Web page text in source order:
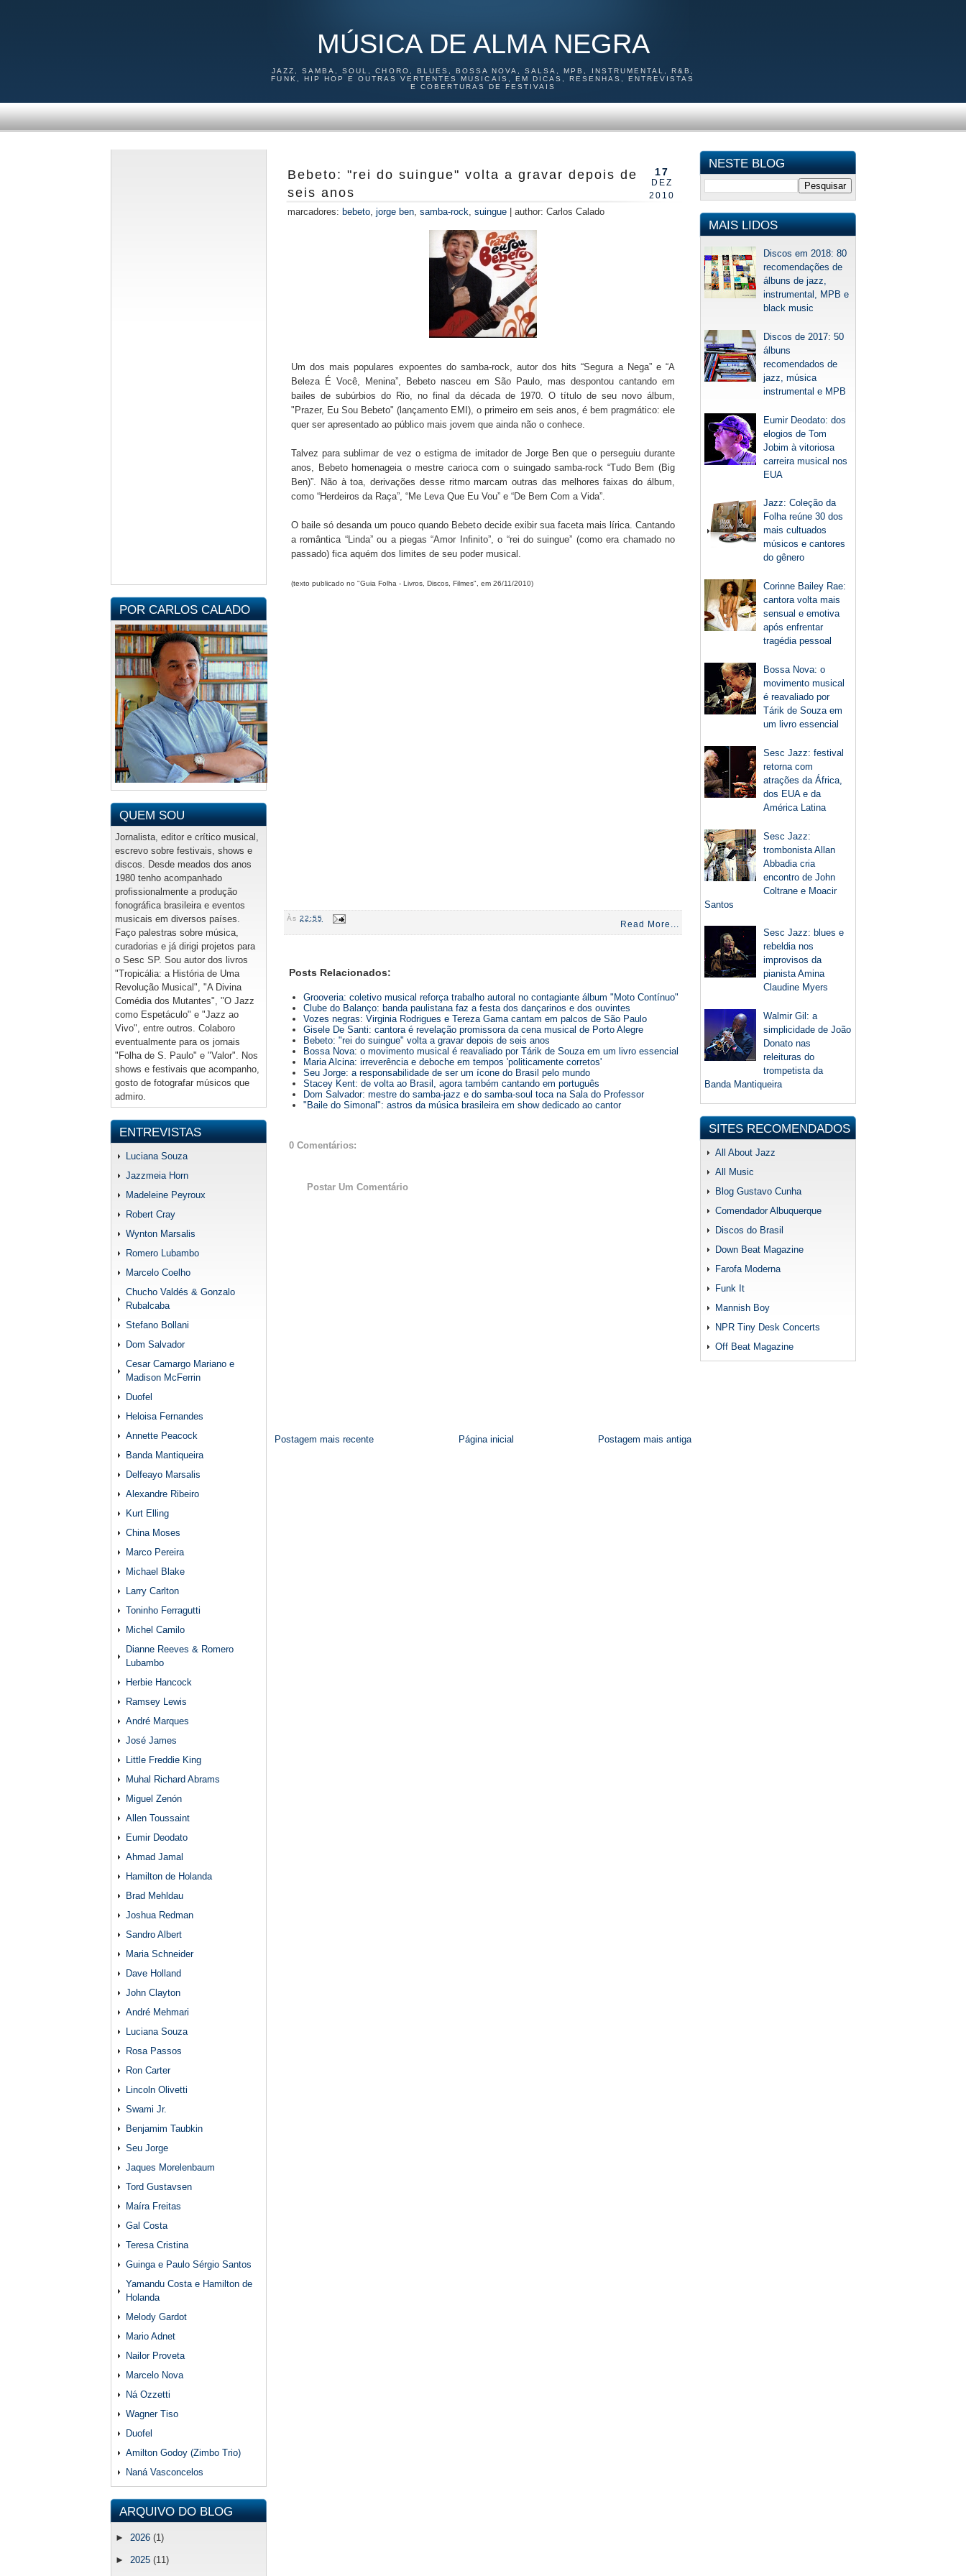
MÚSICA DE ALMA NEGRA
JAZZ, SAMBA, SOUL, CHORO, BLUES, BOSSA NOVA, SALSA, MPB, INSTRUMENTAL, R&B,
FUNK, HIP HOP E OUTRAS VERTENTES MUSICAIS, EM DICAS, RESENHAS, ENTREVISTAS
E COBERTURAS DE FESTIVAIS
POR CARLOS CALADO
QUEM SOU
Jornalista, editor e crítico musical,
escrevo sobre festivais, shows e
discos. Desde meados dos anos
1980 tenho acompanhado
profissionalmente a produção
fonográfica brasileira e eventos
musicais em diversos países.
Faço palestras sobre música,
curadorias e já dirigi projetos para
o Sesc SP. Sou autor dos livros
"Tropicália: a História de Uma
Revolução Musical", "A Divina
Comédia dos Mutantes", "O Jazz
como Espetáculo" e "Jazz ao
Vivo", entre outros. Colaboro
eventualmente para os jornais
"Folha de S. Paulo" e "Valor". Nos
shows e festivais que acompanho,
gosto de fotografar músicos que
admiro.
ENTREVISTAS
Luciana Souza
Jazzmeia Horn
Madeleine Peyroux
Robert Cray
Wynton Marsalis
Romero Lubambo
Marcelo Coelho
Chucho Valdés & Gonzalo
Rubalcaba
Stefano Bollani
Dom Salvador
Cesar Camargo Mariano e
Madison McFerrin
Duofel
Heloisa Fernandes
Annette Peacock
Banda Mantiqueira
Delfeayo Marsalis
Alexandre Ribeiro
Kurt Elling
China Moses
Marco Pereira
Michael Blake
Larry Carlton
Toninho Ferragutti
Michel Camilo
Dianne Reeves & Romero
Lubambo
Herbie Hancock
Ramsey Lewis
André Marques
José James
Little Freddie King
Muhal Richard Abrams
Miguel Zenón
Allen Toussaint
Eumir Deodato
Ahmad Jamal
Hamilton de Holanda
Brad Mehldau
Joshua Redman
Sandro Albert
Maria Schneider
Dave Holland
John Clayton
André Mehmari
Luciana Souza
Rosa Passos
Ron Carter
Lincoln Olivetti
Swami Jr.
Benjamim Taubkin
Seu Jorge
Jaques Morelenbaum
Tord Gustavsen
Maíra Freitas
Gal Costa
Teresa Cristina
Guinga e Paulo Sérgio Santos
Yamandu Costa e Hamilton de
Holanda
Melody Gardot
Mario Adnet
Nailor Proveta
Marcelo Nova
Ná Ozzetti
Wagner Tiso
Duofel
Amilton Godoy (Zimbo Trio)
Naná Vasconcelos
ARQUIVO DO BLOG
► 2026 (1)
► 2025 (11)
17
DEZ
2010
Bebeto: "rei do suingue" volta a gravar depois de
seis anos
marcadores: bebeto, jorge ben, samba-rock, suingue author: Carlos Calado
Um dos mais populares expoentes do samba-rock, autor dos hits “Segura a Nega” e “A
Beleza É Você, Menina”, Bebeto nasceu em São Paulo, mas despontou cantando em
bailes de subúrbios do Rio, no final da década de 1970. O título de seu novo álbum,
"Prazer, Eu Sou Bebeto" (lançamento EMI), o primeiro em seis anos, é bem pragmático: ele
quer ser apresentado ao público mais jovem que ainda não o conhece.
Talvez para sublimar de vez o estigma de imitador de Jorge Ben que o perseguiu durante
anos, Bebeto homenageia o mestre carioca com o suingado samba-rock “Tudo Bem (Big
Ben)”. Não à toa, derivações desse ritmo marcam outras das melhores faixas do álbum,
como “Herdeiros da Raça”, “Me Leva Que Eu Vou” e “De Bem Com a Vida”.
O baile só desanda um pouco quando Bebeto decide exibir sua faceta mais lírica. Cantando
a romântica “Linda” ou a piegas “Amor Infinito”, o “rei do suingue” (como era chamado no
passado) fica aquém dos limites de seu poder musical.
(texto publicado no "Guia Folha - Livros, Discos, Filmes", em 26/11/2010)
Read More...
Às22:55
Posts Relacionados:
Grooveria: coletivo musical reforça trabalho autoral no contagiante álbum "Moto Contínuo"
Clube do Balanço: banda paulistana faz a festa dos dançarinos e dos ouvintes
Vozes negras: Virginia Rodrigues e Tereza Gama cantam em palcos de São Paulo
Gisele De Santi: cantora é revelação promissora da cena musical de Porto Alegre
Bebeto: "rei do suingue" volta a gravar depois de seis anos
Bossa Nova: o movimento musical é reavaliado por Tárik de Souza em um livro essencial
Maria Alcina: irreverência e deboche em tempos 'politicamente corretos'
Seu Jorge: a responsabilidade de ser um ícone do Brasil pelo mundo
Stacey Kent: de volta ao Brasil, agora também cantando em português
Dom Salvador: mestre do samba-jazz e do samba-soul toca na Sala do Professor
"Baile do Simonal": astros da música brasileira em show dedicado ao cantor
0 Comentários:
Postar Um Comentário
Postagem mais recente Postagem mais antiga
Página inicial
NESTE BLOG
MAIS LIDOS
Discos em 2018: 80
recomendações de
álbuns de jazz,
instrumental, MPB e
black music
Discos de 2017: 50
álbuns
recomendados de
jazz, música
instrumental e MPB
Eumir Deodato: dos
elogios de Tom
Jobim à vitoriosa
carreira musical nos
EUA
Jazz: Coleção da
Folha reúne 30 dos
mais cultuados
músicos e cantores
do gênero
Corinne Bailey Rae:
cantora volta mais
sensual e emotiva
após enfrentar
tragédia pessoal
Bossa Nova: o
movimento musical
é reavaliado por
Tárik de Souza em
um livro essencial
Sesc Jazz: festival
retorna com
atrações da África,
dos EUA e da
América Latina
Sesc Jazz:
trombonista Allan
Abbadia cria
encontro de John
Coltrane e Moacir
Santos
Sesc Jazz: blues e
rebeldia nos
improvisos da
pianista Amina
Claudine Myers
Walmir Gil: a
simplicidade de João
Donato nas
releituras do
trompetista da
Banda Mantiqueira
SITES RECOMENDADOS
All About Jazz
All Music
Blog Gustavo Cunha
Comendador Albuquerque
Discos do Brasil
Down Beat Magazine
Farofa Moderna
Funk It
Mannish Boy
NPR Tiny Desk Concerts
Off Beat Magazine